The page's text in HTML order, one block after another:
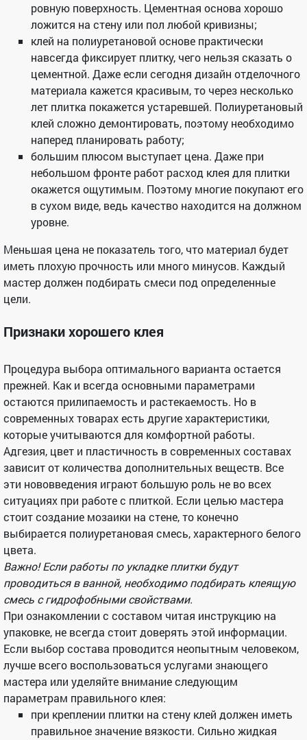
ровную поверхность. Цементная основа хорошо
ложится на стену или пол любой кривизны;
клей на полиуретановой основе практически
навсегда фиксирует плитку, чего нельзя сказать о
цементной. Даже если сегодня дизайн отделочного
материала кажется красивым, то через несколько
лет плитка покажется устаревшей. Полиуретановый
клей сложно демонтировать, поэтому необходимо
наперед планировать работу;
большим плюсом выступает цена. Даже при
небольшом фронте работ расход клея для плитки
окажется ощутимым. Поэтому многие покупают его
в сухом виде, ведь качество находится на должном
уровне.
Меньшая цена не показатель того, что материал будет
иметь плохую прочность или много минусов. Каждый
мастер должен подбирать смеси под определенные
цели.
Признаки хорошего клея
Процедура выбора оптимального варианта остается
прежней. Как и всегда основными параметрами
остаются прилипаемость и растекаемость. Но в
современных товарах есть другие характеристики,
которые учитываются для комфортной работы.
Адгезия, цвет и пластичность в современных составах
зависит от количества дополнительных веществ. Все
эти нововведения играют большую роль не во всех
ситуациях при работе с плиткой. Если целью мастера
стоит создание мозаики на стене, то конечно
выбирается полиуретановая смесь, характерного белого
цвета.
Важно! Если работы по укладке плитки будут
проводиться в ванной, необходимо подбирать клеящую
смесь с гидрофобными свойствами.
При ознакомлении с составом читая инструкцию на
упаковке, не всегда стоит доверять этой информации.
Если выбор состава проводится неопытным человеком,
лучше всего воспользоваться услугами знающего
мастера или уделяйте внимание следующим
параметрам правильного клея:
при креплении плитки на стену клей должен иметь
правильное значение вязкости. Сильно жидкая